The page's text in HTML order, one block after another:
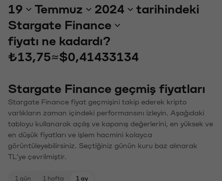
19 Temmuz 2024
tarihindeki
Stargate Finance
fiyatı ne kadardı?
₺13,75≈$0,41433134
Stargate Finance geçmiş fiyatları
Stargate Finance fiyat geçmişini takip ederek kripto
varlıkların zaman içindeki performansını izleyin. Aşağıdaki
tabloyu kullanarak açılış ve kapanış değerlerini, en yüksek ve
en düşük fiyatları ve işlem hacmini kolayca
görüntüleyebilirsiniz. Seçtiğiniz günün kuru baz alınarak
TL'ye çevrilmiştir.
1 gün 1 hafta 1 ay